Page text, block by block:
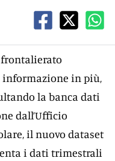
frontalierato
informazione in più,
la banca dati
dall’Ufficio
il nuovo dataset
i dati trimestrali